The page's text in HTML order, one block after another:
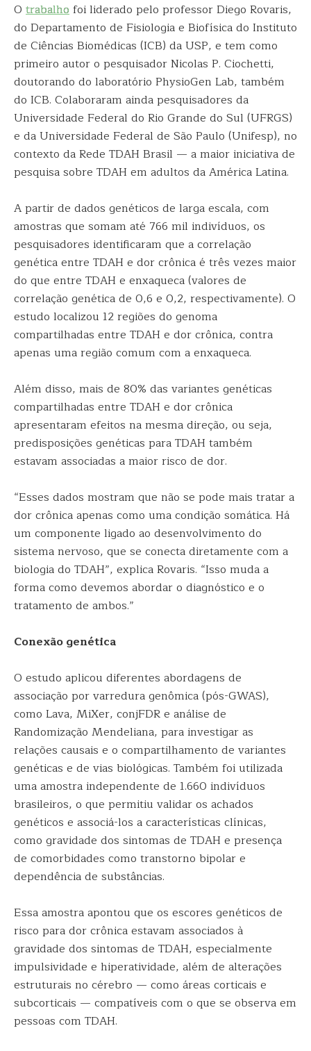
O trabalhofoi liderado pelo professor Diego Rovaris,
do Departamento de Fisiologia e Biofísica do Instituto
de Ciências Biomédicas (ICB) da USP, e tem como
primeiro autor o pesquisador Nicolas P. Ciochetti,
doutorando do laboratório PhysioGen Lab, também
do ICB. Colaboraram ainda pesquisadores da
Universidade Federal do Rio Grande do Sul (UFRGS)
e da Universidade Federal de São Paulo (Unifesp), no
contexto da Rede TDAH Brasil — a maior iniciativa de
pesquisa sobre TDAH em adultos da América Latina.
A partir de dados genéticos de larga escala, com
amostras que somam até 766 mil indivíduos, os
pesquisadores identificaram que a correlação
genética entre TDAH e dor crônica é três vezes maior
do que entre TDAH e enxaqueca (valores de
correlação genética de 0,6 e 0,2, respectivamente). O
estudo localizou 12 regiões do genoma
compartilhadas entre TDAH e dor crônica, contra
apenas uma região comum com a enxaqueca.
Além disso, mais de 80% das variantes genéticas
compartilhadas entre TDAH e dor crônica
apresentaram efeitos na mesma direção, ou seja,
predisposições genéticas para TDAH também
estavam associadas a maior risco de dor.
“Esses dados mostram que não se pode mais tratar a
dor crônica apenas como uma condição somática. Há
um componente ligado ao desenvolvimento do
sistema nervoso, que se conecta diretamente com a
biologia do TDAH”, explica Rovaris. “Isso muda a
forma como devemos abordar o diagnóstico e o
tratamento de ambos.”
Conexão genética
O estudo aplicou diferentes abordagens de
associação por varredura genômica (pós-GWAS),
como Lava, MiXer, conjFDR e análise de
Randomização Mendeliana, para investigar as
relações causais e o compartilhamento de variantes
genéticas e de vias biológicas. Também foi utilizada
uma amostra independente de 1.660 indivíduos
brasileiros, o que permitiu validar os achados
genéticos e associá-los a características clínicas,
como gravidade dos sintomas de TDAH e presença
de comorbidades como transtorno bipolar e
dependência de substâncias.
Essa amostra apontou que os escores genéticos de
risco para dor crônica estavam associados à
gravidade dos sintomas de TDAH, especialmente
impulsividade e hiperatividade, além de alterações
estruturais no cérebro — como áreas corticais e
subcorticais — compatíveis com o que se observa em
pessoas com TDAH.